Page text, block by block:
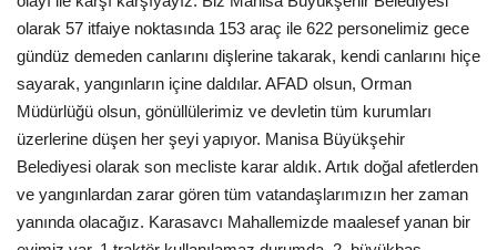
olarak 57 itfaiye noktasında 153 araç ile 622 personelimiz gece
gündüz demeden canlarını dişlerine takarak, kendi canlarını hiçe
sayarak, yangınların içine daldılar. AFAD olsun, Orman
Müdürlüğü olsun, gönüllülerimiz ve devletin tüm kurumları
üzerlerine düşen her şeyi yapıyor. Manisa Büyükşehir
Belediyesi olarak son mecliste karar aldık. Artık doğal afetlerden
ve yangınlardan zarar gören tüm vatandaşlarımızın her zaman
yanında olacağız. Karasavcı Mahallemizde maalesef yanan bir